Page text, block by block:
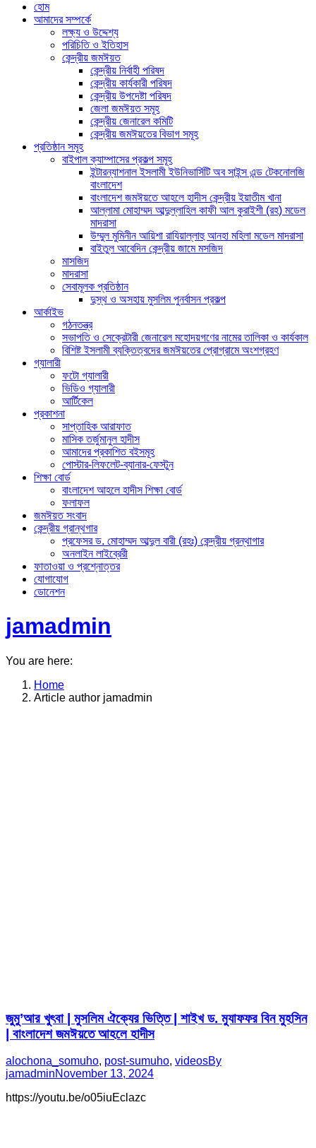
হোম
আমাদের সম্পর্কে
লক্ষ্য ও উদ্দেশ্য
পরিচিতি ও ইতিহাস
কেন্দ্রীয় জমঈয়ত
কেন্দ্রীয় নির্বাহী পরিষদ
কেন্দ্রীয় কার্যকারী পরিষদ
কেন্দ্রীয় উপদেষ্টা পরিষদ
জেলা জমঈয়ত সমূহ
কেন্দ্রীয় জেনারেল কমিটি
কেন্দ্রীয় জমঈয়তের বিভাগ সমূহ
প্রতিষ্ঠান সমূহ
বাইপাল ক্যাম্পাসের প্রকল্প সমূহ
ইন্টারন্যাশনাল ইসলামী ইউনিভার্সিটি অব সাইন্স এন্ড টেকনোলজি
বাংলাদেশ
বাংলাদেশ জমঈয়তে আহলে হাদীস কেন্দ্রীয় ইয়াতীম খানা
আল্লামা মোহাম্মদ আব্দুল্লাহিল কাফী আল কুরাইশী (রহ) মডেল
মাদরাসা
উম্মুল মুমিনীন আয়িশা রাযিয়াল্লাহু আনহা মহিলা মডেল মাদরাসা
বাইতুল আবেদিন কেন্দ্রীয় জামে মসজিদ
মাসজিদ
মাদরাসা
সেবামূলক প্রতিষ্ঠান
দুস্থ ও অসহায় মুসলিম পুনর্বাসন প্রকল্প
আর্কাইভ
গঠনতন্ত্র
সভাপতি ও সেক্রেটারী জেনারেল মহোদয়গণের নামের তালিকা ও কার্যকাল
বিশিষ্ট ইসলামী ব্যক্তিত্বদের জমঈয়তের প্রোগ্রামে অংশগ্রহণ
গ্যালারী
ফটো গ্যালারী
ভিডিও গ্যালারী
আর্টিকেল
প্রকাশনা
সাপ্তাহিক আরাফাত
মাসিক তর্জুমানুল হাদীস
আমাদের প্রকাশিত বইসমূহ
পোস্টার-লিফলেট-ব্যানার-ফেস্টুন
শিক্ষা বোর্ড
বাংলাদেশ আহলে হাদীস শিক্ষা বোর্ড
ফলাফল
জমঈয়ত সংবাদ
কেন্দ্রীয় গ্রান্থগার
প্রফেসর ড. মোহাম্মদ আব্দুল বারী (রহঃ) কেন্দ্রীয় গ্রন্থাগার
অনলাইন লাইব্রেরী
ফাতাওয়া ও প্রশ্নোত্তর
যোগাযোগ
ডোনেশন
jamadmin
You are here:
Home
Article author jamadmin
জুমু’আর খুৎবা | মুসলিম ঐক্যের ভিত্তি | শাইখ ড. মুযাফফর বিন মুহসিন
| বাংলাদেশ জমঈয়তে আহলে হাদীস
alochona_somuho, post-sumuho, videosBy
jamadminNovember 13, 2024
https://youtu.be/o05iuEclazc